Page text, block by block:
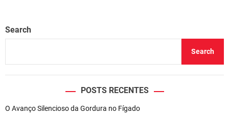
Search
Search
POSTS RECENTES
O Avanço Silencioso da Gordura no Fígado